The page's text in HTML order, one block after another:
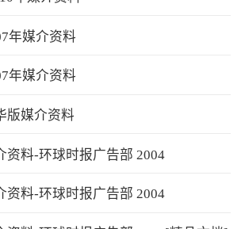
年媒介资料
年媒介资料
版媒介资料
资料-环球时报广告部 2004
资料-环球时报广告部 2004